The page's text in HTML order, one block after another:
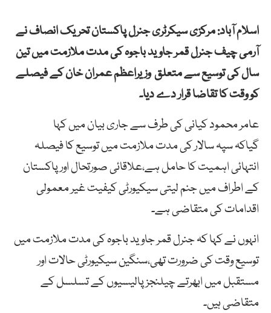
اسلام آباد: مرکزی سیکرٹری جنرل پاکستان تحریک انصاف نے
آرمی چیف جنرل قمر جاوید باجوہ کی مدت ملازمت میں تین
سال کی توسیع سے متعلق وزیراعظم عمران خان کے فیصلے
کو وقت کا تقاضا قرار دے دیا۔
عامر محمود کیانی کی طرف سے جاری بیان میں کہا
گیاکہ سپہ سالار کی مدت ملازمت میں توسیع کا فیصلہ
انتہائی اہمیت کا حامل ہے،علاقائی صورتحال اور پاکستان
کے اطراف میں جنم لیتی سیکیورٹی کیفیت غیر معمولی
اقدامات کی متقاضی ہے۔
انہوں نے کہا کہ جنرل قمر جاوید باجوہ کی مدت ملازمت میں
توسیع وقت کی ضرورت تھی،سنگین سیکیورٹی حالات اور
مستقبل میں ابھرتے چیلنجز پالیسیوں کے تسلسل کے
متقاضی ہیں۔